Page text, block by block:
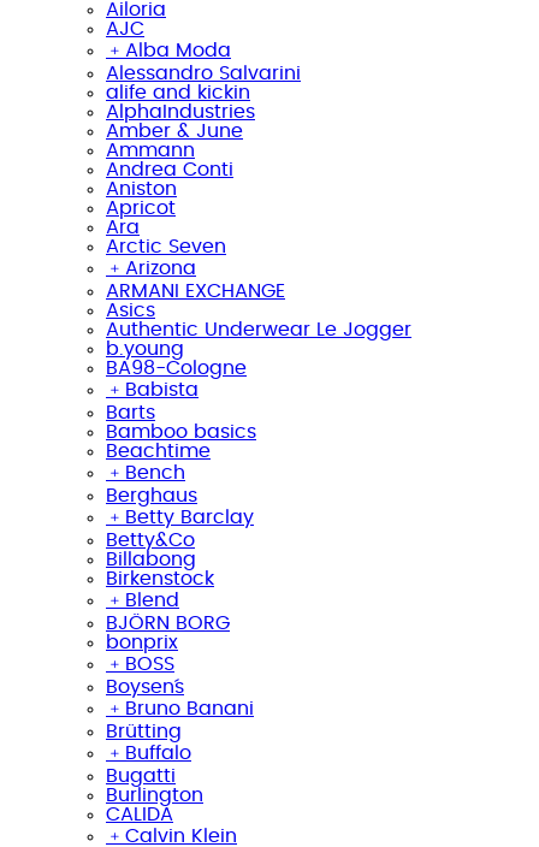
Ailoria
AJC
﹢ Alba Moda
Alessandro Salvarini
alife and kickin
AlphaIndustries
Amber & June
Ammann
Andrea Conti
Aniston
Apricot
Ara
Arctic Seven
﹢ Arizona
ARMANI EXCHANGE
Asics
Authentic Underwear Le Jogger
b.young
BA98-Cologne
﹢ Babista
Barts
Bamboo basics
Beachtime
﹢ Bench
Berghaus
﹢ Betty Barclay
Betty&Co
Billabong
Birkenstock
﹢ Blend
BJÖRN BORG
bonprix
﹢ BOSS
Boysen´s
﹢ Bruno Banani
Brütting
﹢ Buffalo
Bugatti
Burlington
CALIDA
﹢ Calvin Klein